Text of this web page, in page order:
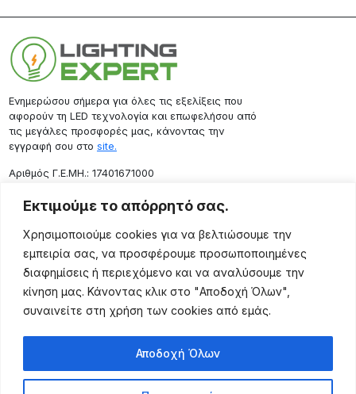
Εκτιμούμε το απόρρητό σας.
Χρησιμοποιούμε cookies για να βελτιώσουμε την
εμπειρία σας, να προσφέρουμε προσωποποιημένες
διαφημίσεις ή περιεχόμενο και να αναλύσουμε την
κίνηση μας. Κάνοντας κλικ στο "Αποδοχή Όλων",
συναινείτε στη χρήση των cookies από εμάς.
Αποδοχή Όλων
Ενημερώσου σήμερα για όλες τις εξελίξεις που
αφορούν τη LED τεχνολογία και επωφελήσου από
τις μεγάλες προσφορές μας, κάνοντας την
εγγραφή σου στο site.
Aριθμός Γ.Ε.ΜΗ.: 17401671000
Επικοινωνία
Ρόδου 133, Αθήνα 10443
(+30) 211 725 5427
sales@lightingexpert.gr
Χρήσιμες Σελίδες
Προϊόντα